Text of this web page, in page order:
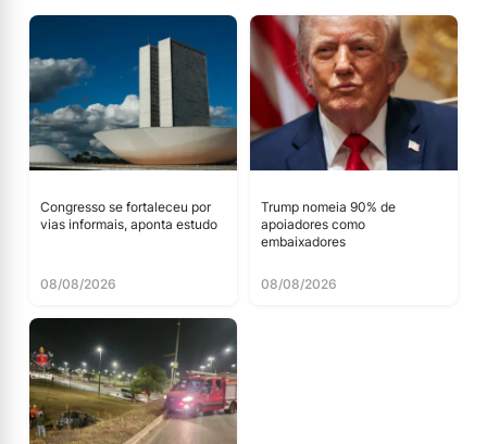
Congresso se fortaleceu por
vias informais, aponta estudo
08/08/2026
Trump nomeia 90% de
apoiadores como
embaixadores
08/08/2026